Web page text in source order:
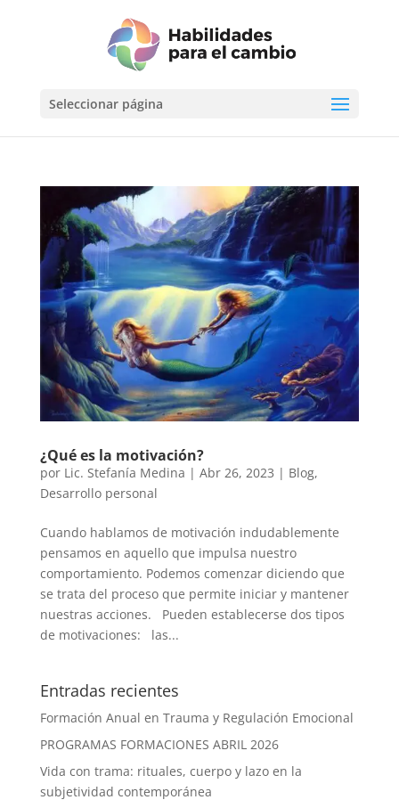
Seleccionar página
¿Qué es la motivación?
por Lic. Stefanía Medina | Abr 26, 2023 | Blog,
Desarrollo personal
Cuando hablamos de motivación indudablemente
pensamos en aquello que impulsa nuestro
comportamiento. Podemos comenzar diciendo que
se trata del proceso que permite iniciar y mantener
nuestras acciones. Pueden establecerse dos tipos
de motivaciones: las...
Entradas recientes
Formación Anual en Trauma y Regulación Emocional
PROGRAMAS FORMACIONES ABRIL 2026
Vida con trama: rituales, cuerpo y lazo en la
subjetividad contemporánea